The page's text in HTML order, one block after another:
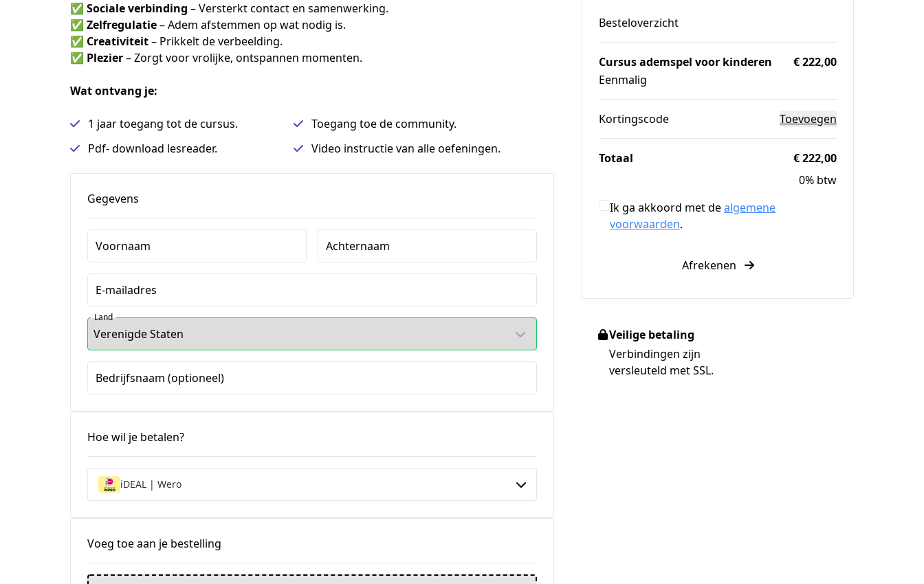
✅ Sociale verbinding – Versterkt contact en samenwerking.
✅ Zelfregulatie – Adem afstemmen op wat nodig is.
✅ Creativiteit – Prikkelt de verbeelding.
✅ Plezier – Zorgt voor vrolijke, ontspannen momenten.
Wat ontvang je:
1 jaar toegang tot de cursus.
Toegang toe de community.
Pdf- download lesreader.
Video instructie van alle oefeningen.
Gegevens
Voornaam Achternaam
E-mailadres
Land
Bedrijfsnaam (optioneel)
Hoe wil je betalen?
iDEAL | Wero
Voeg toe aan je bestelling
Besteloverzicht
Cursus ademspel voor kinderen
Eenmalig
€ 222,00
Kortingscode Toevoegen
Totaal
€ 222,00
0% btw
Ik ga akkoord met dealgemene
voorwaarden.
Afrekenen
Veilige betaling
Verbindingen zijn
versleuteld met SSL.